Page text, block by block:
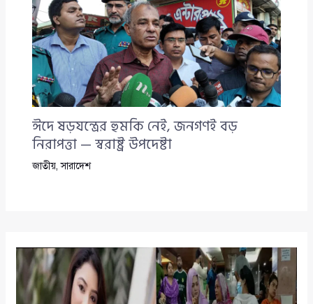
ঈদে ষড়যন্ত্রের হুমকি নেই, জনগণই বড়
নিরাপত্তা — স্বরাষ্ট্র উপদেষ্টা
জাতীয়,সারাদেশ